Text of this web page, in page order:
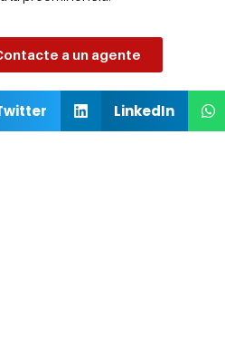
a un agente
LinkedIn